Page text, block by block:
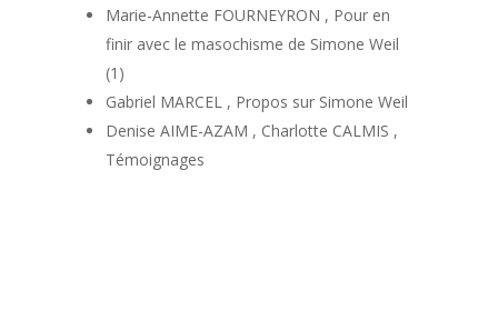
Marie-Annette FOURNEYRON , Pour en
finir avec le masochisme de Simone Weil
(1)
Gabriel MARCEL , Propos sur Simone Weil
Denise AIME-AZAM , Charlotte CALMIS ,
Témoignages